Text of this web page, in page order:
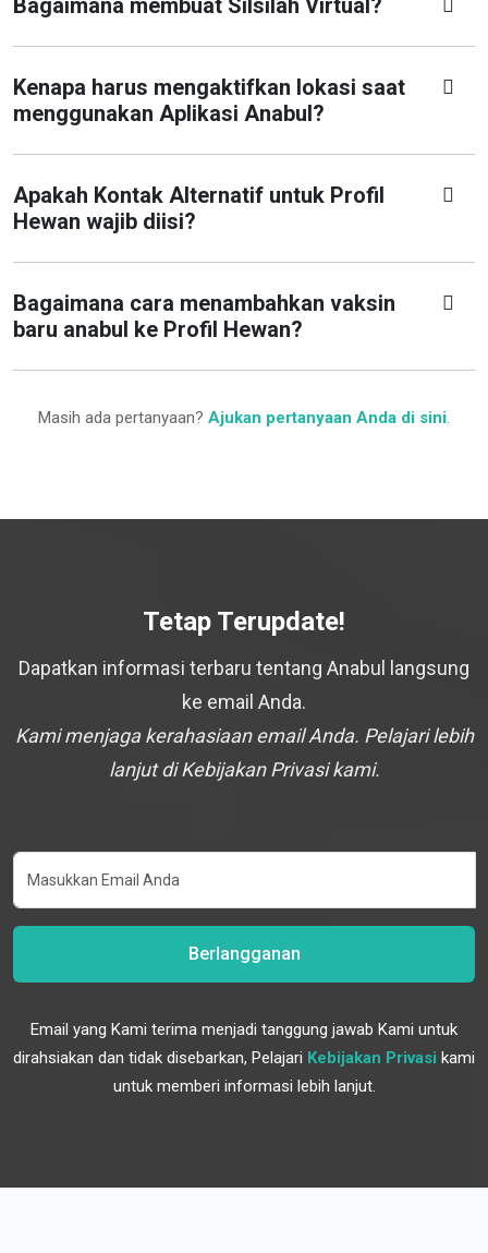
Bagaimana membuat Silsilah Virtual?
Kenapa harus mengaktifkan lokasi saat
menggunakan Aplikasi Anabul?
Apakah Kontak Alternatif untuk Profil
Hewan wajib diisi?
Bagaimana cara menambahkan vaksin
baru anabul ke Profil Hewan?
Masih ada pertanyaan? Ajukan pertanyaan Anda di sini.
Tetap Terupdate!
Dapatkan informasi terbaru tentang Anabul langsung
ke email Anda.
Kami menjaga kerahasiaan email Anda. Pelajari lebih
lanjut di Kebijakan Privasi kami.
Berlangganan
Email yang Kami terima menjadi tanggung jawab Kami untuk
dirahsiakan dan tidak disebarkan, Pelajari Kebijakan Privasi kami
untuk memberi informasi lebih lanjut.